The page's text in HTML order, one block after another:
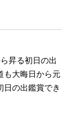
昇る初日の出
も大晦日から元
日の出鑑賞でき